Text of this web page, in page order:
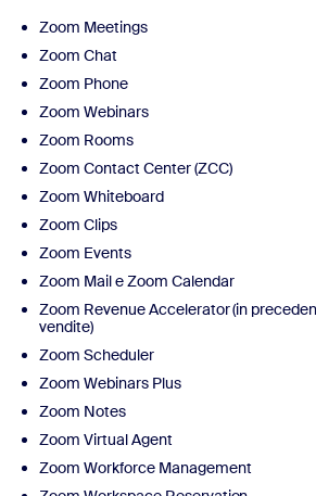
Zoom Meetings
Zoom Chat
Zoom Phone
Zoom Webinars
Zoom Rooms
Zoom Contact Center (ZCC)
Zoom Whiteboard
Zoom Clips
Zoom Events
Zoom Mail e Zoom Calendar
Zoom Revenue Accelerator (in
vendite)
Zoom Scheduler
Zoom Webinars Plus
Zoom Notes
Zoom Virtual Agent
Zoom Workforce Management